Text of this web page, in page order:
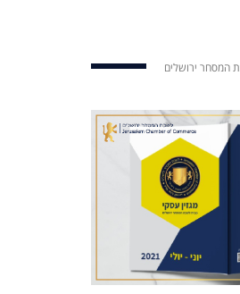
המסחר ירושלים